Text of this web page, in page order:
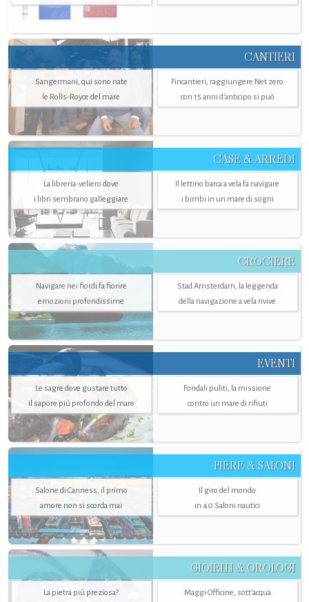
CANTIERI
Sangermani, qui sono nate
le Rolls-Royce del mare
Fincantieri, raggiungere Net zero
con 15 anni d'anticipo si può
CASE & ARREDI
La libreria-veliero dove
i libri sembrano galleggiare
Il lettino barca a vela fa navigare
i bimbi in un mare di sogni
CROCIERE
Navigare nei fiordi fa fiorire
emozioni profondissime
Stad Amsterdam, la leggenda
della navigazione a vela rivive
EVENTI
Le sagre dove gustare tutto
il sapore più profondo del mare
Fondali puliti, la missione
contro un mare di rifiuti
FIERE & SALONI
Salone di Canness, il primo
amore non si scorda mai
Il giro del mondo
in 40 Saloni nautici
GIOIELLI & OROLOGI
La pietra più preziosa?
Maggi Officine, sott’acqua